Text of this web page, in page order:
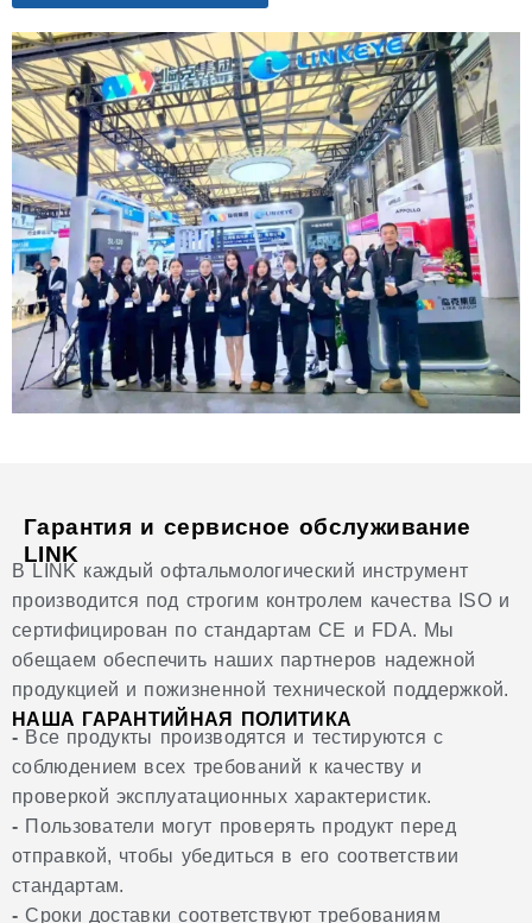
Гарантия и сервисное обслуживание
LINK
В LINK каждый офтальмологический инструмент
производится под строгим контролем качества ISO и
сертифицирован по стандартам CE и FDA. Мы
обещаем обеспечить наших партнеров надежной
продукцией и пожизненной технической поддержкой.
НАША ГАРАНТИЙНАЯ ПОЛИТИКА
- Все продукты производятся и тестируются с
соблюдением всех требований к качеству и
проверкой эксплуатационных характеристик.
- Пользователи могут проверять продукт перед
отправкой, чтобы убедиться в его соответствии
стандартам.
-Сроки доставки соответствуют требованиям